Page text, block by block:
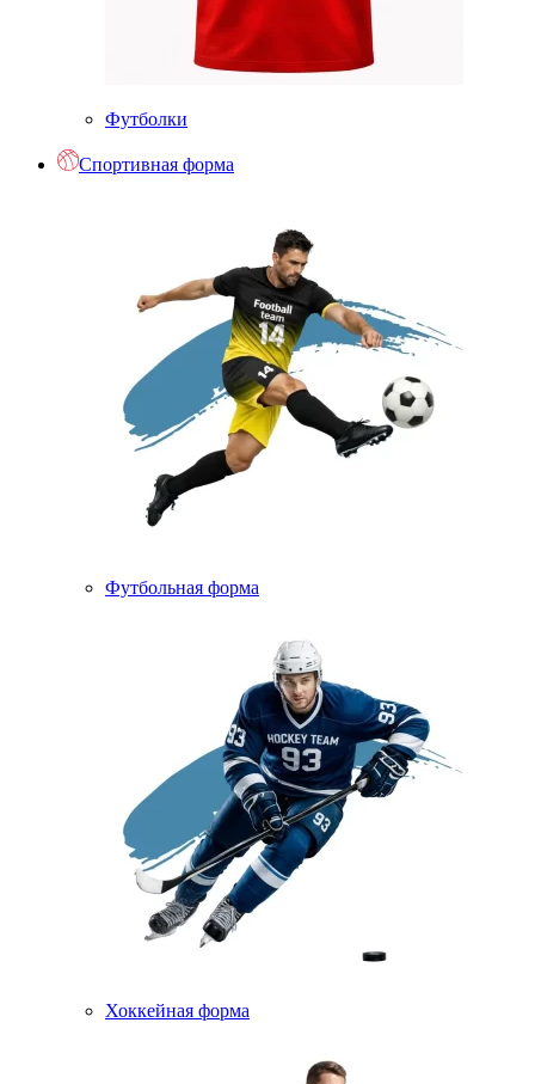
Футболки
Спортивная форма
Футбольная форма
Хоккейная форма